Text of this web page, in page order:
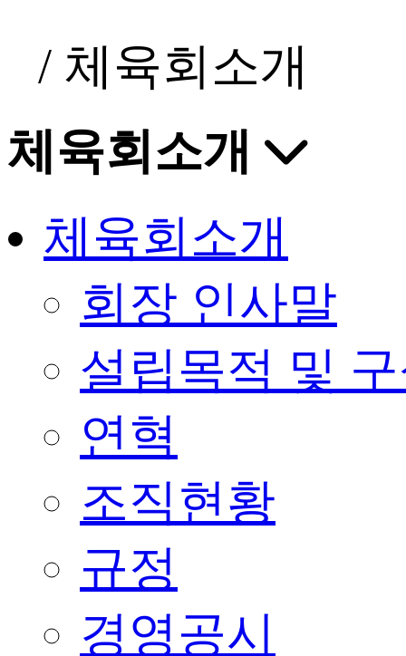
/ 체육회소개
체육회소개
체육회소개
회장 인사말
설립목적 및
연혁
조직현황
규정
경영공시